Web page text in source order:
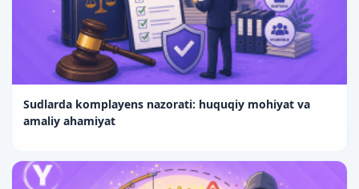
Sudlarda komplayens nazorati: huquqiy mohiyat va
amaliy ahamiyat